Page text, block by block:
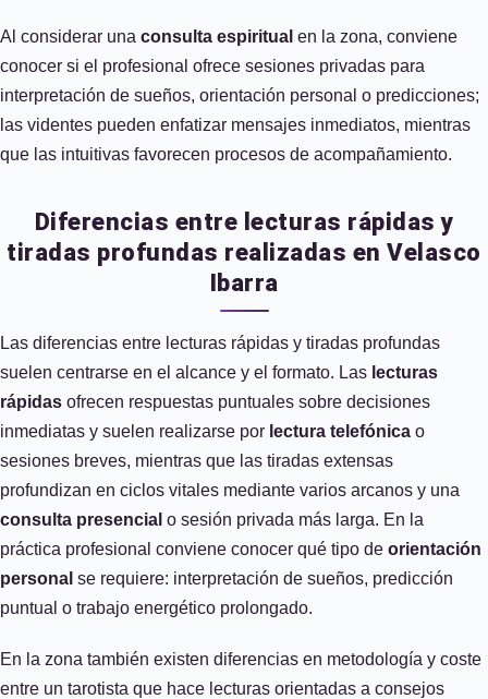
Al considerar una consulta espiritual en la zona, conviene
conocer si el profesional ofrece sesiones privadas para
interpretación de sueños, orientación personal o predicciones;
las videntes pueden enfatizar mensajes inmediatos, mientras
que las intuitivas favorecen procesos de acompañamiento.
Diferencias entre lecturas rápidas y
tiradas profundas realizadas en Velasco
Ibarra
Las diferencias entre lecturas rápidas y tiradas profundas
suelen centrarse en el alcance y el formato. Las lecturas
rápidas ofrecen respuestas puntuales sobre decisiones
inmediatas y suelen realizarse por lectura telefónica o
sesiones breves, mientras que las tiradas extensas
profundizan en ciclos vitales mediante varios arcanos y una
consulta presencial o sesión privada más larga. En la
práctica profesional conviene conocer qué tipo de orientación
personal se requiere: interpretación de sueños, predicción
puntual o trabajo energético prolongado.
En la zona también existen diferencias en metodología y coste
entre un tarotista que hace lecturas orientadas a consejos